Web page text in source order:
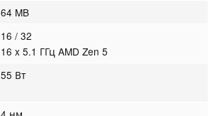
64 MB
16 / 32
16 x 5.1 ГГц AMD Zen 5
55 Вт